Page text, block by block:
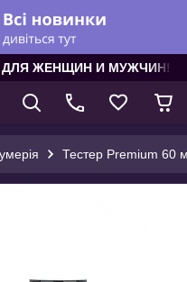
ДЛЯ ЖЕНЩИН И МУЖЧИН!
Тестер Premium 60